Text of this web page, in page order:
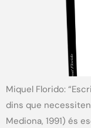
Miquel Florido:
dins que
Mediona, 1991) és